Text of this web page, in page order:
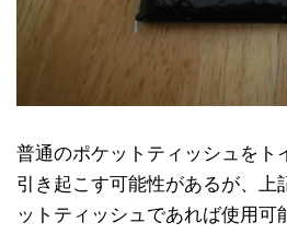
普通のポケットティッシュをト
引き起こす可能性があるが、上
ットティッシュであれば使用可